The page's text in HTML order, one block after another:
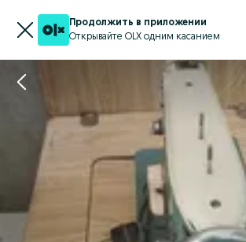
Продолжить в приложении
Открывайте OLX одним касанием